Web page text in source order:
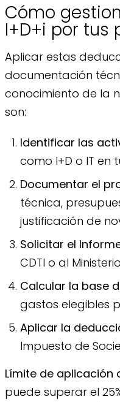
Cómo
I+D+i por tus
Aplicar estas
documentación
conocimiento de la
son:
Identificar las
como I+D o IT en
Documentar el
técnica,
justificación de
Solicitar el
CDTI o al Ministerio
Calcular la base
gastos elegibles
Aplicar la
Impuesto de
Límite de aplicación
puede superar el